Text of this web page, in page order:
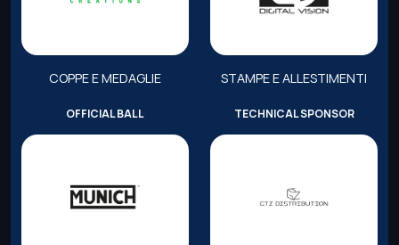
COPPE E MEDAGLIE STAMPE E ALLESTIMENTI
OFFICIAL BALL TECHNICAL SPONSOR